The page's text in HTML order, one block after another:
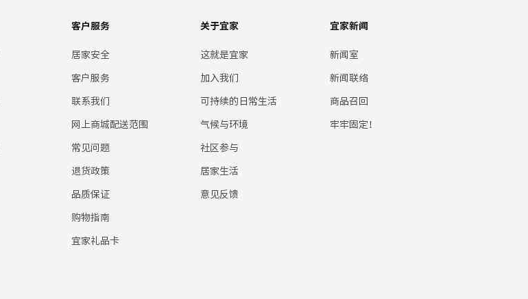
客户服务
居家安全
客户服务
联系我们
网上商城配送范围
常见问题
退货政策
品质保证
购物指南
宜家礼品卡
关于宜家
这就是宜家
加入我们
可持续的日常生活
气候与环境
社区参与
居家生活
意见反馈
宜家新闻
新闻室
新闻联络
商品召回
牢牢固定！